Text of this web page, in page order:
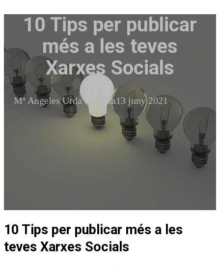
10 Tips per publicar
més a les teves
Xarxes Socials
Mª Angeles Urda Anguita13 juny 2021
10 Tips per publicar més a les
teves Xarxes Socials